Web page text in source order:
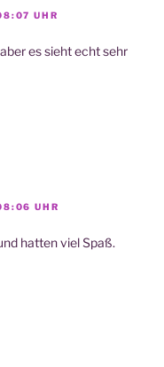
UHR
es sieht echt sehr
UHR
hat­ten viel Spaß.